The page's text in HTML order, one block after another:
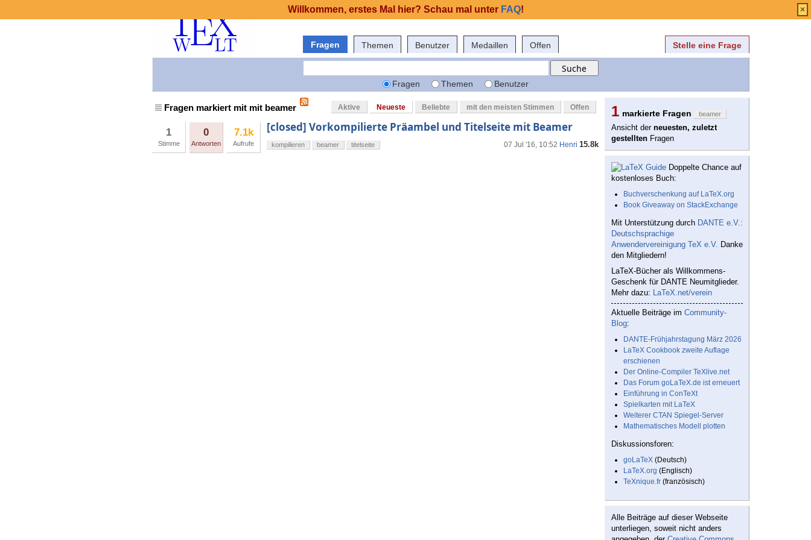
Fragen Themen Benutzer Medaillen Offen Stelle eine Frage
Fragen Themen Benutzer
Fragen markiert mit mit beamer Aktive Neueste Beliebte mit den meisten Stimmen Offen
1
Stimme
0
Antworten
7.1k
Aufrufe
[closed] Vorkompilierte Präambel und Titelseite mit Beamer
07 Jul '16, 10:52 Henri 15.8k
kompilieren beamer titelseite
1 markierte Fragen beamer
Ansicht der neuesten, zuletzt
gestellten Fragen
Doppelte Chance auf
kostenloses Buch:
Buchverschenkung auf LaTeX.org
Book Giveaway on StackExchange
Mit Unterstützung durch DANTE e.V.:
Deutschsprachige
Anwendervereinigung TeX e.V. Danke
den Mitgliedern!
LaTeX-Bücher als Willkommens-
Geschenk für DANTE Neumitglieder.
Mehr dazu: LaTeX.net/verein
Aktuelle Beiträge im Community-
Blog:
DANTE-Frühjahrstagung März 2026
LaTeX Cookbook zweite Auflage
erschienen
Der Online-Compiler TeXlive.net
Das Forum goLaTeX.de ist erneuert
Einführung in ConTeXt
Spielkarten mit LaTeX
Weiterer CTAN Spiegel-Server
Mathematisches Modell plotten
Diskussionsforen:
goLaTeX (Deutsch)
LaTeX.org (Englisch)
TeXnique.fr (französisch)
Alle Beiträge auf dieser Webseite
unterliegen, soweit nicht anders
Willkommen, erstes Mal hier? Schau mal unter FAQ! ×